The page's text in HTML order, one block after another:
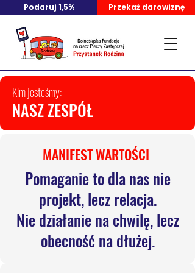
Podaruj 1,5% Przekaż darowiznę
Kim jesteśmy:
NASZ ZESPÓŁ
​MANIFEST WARTOŚCI ​​
Pomaganie to dla nas nie
projekt, lecz relacja.
Nie działanie na chwilę, lecz
obecność na dłużej.